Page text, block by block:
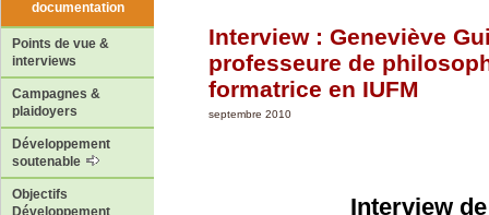
documentation
Points de vue &
interviews
Campagnes &
plaidoyers
Développement
soutenable
Objectifs
Développement
Interview : Geneviève
professeure de
formatrice en IUFM
septembre 2010
Interview